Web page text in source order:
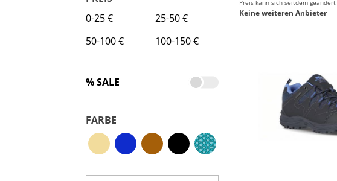
0-25 €
25-50 €
50-100 €
100-150 €
% SALE
FARBE
Preis kann sich seitdem geändert
Keine weiteren Anbieter